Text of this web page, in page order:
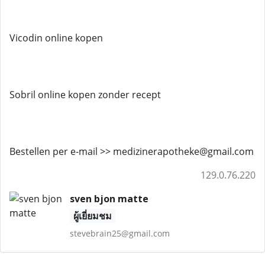
Vicodin online kopen
Sobril online kopen zonder recept
Bestellen per e-mail >> medizinerapotheke@gmail.com
129.0.76.220
sven bjon matte
ผู้เยี่ยมชม
stevebrain25@gmail.com